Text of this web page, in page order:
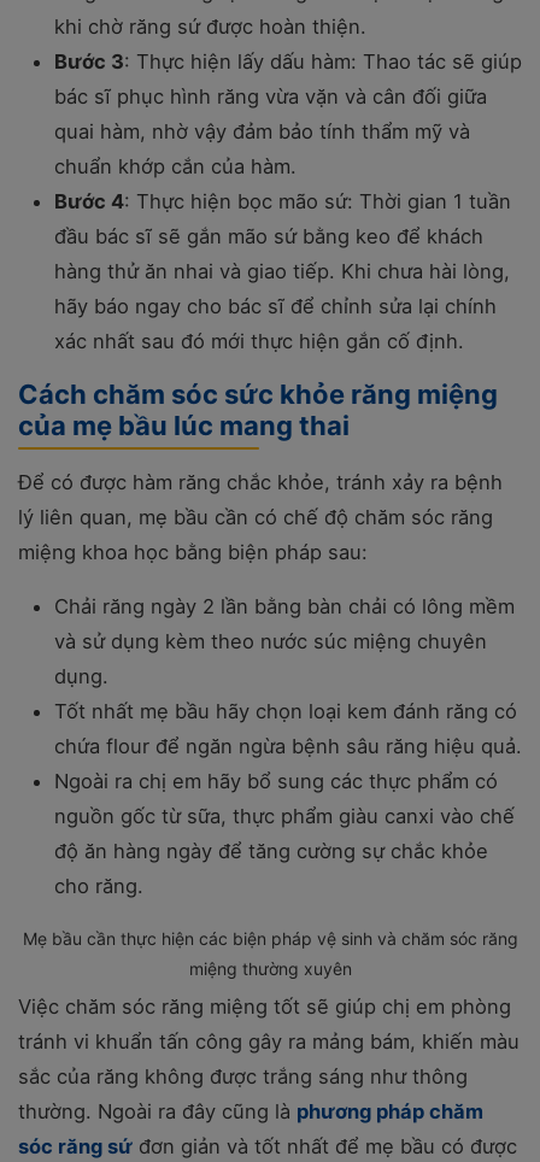
khi chờ răng sứ được hoàn thiện.
Bước 3: Thực hiện lấy dấu hàm: Thao tác sẽ giúp
bác sĩ phục hình răng vừa vặn và cân đối giữa
quai hàm, nhờ vậy đảm bảo tính thẩm mỹ và
chuẩn khớp cắn của hàm.
Bước 4: Thực hiện bọc mão sứ: Thời gian 1 tuần
đầu bác sĩ sẽ gắn mão sứ bằng keo để khách
hàng thử ăn nhai và giao tiếp. Khi chưa hài lòng,
hãy báo ngay cho bác sĩ để chỉnh sửa lại chính
xác nhất sau đó mới thực hiện gắn cố định.
Cách chăm sóc sức khỏe răng miệng
của mẹ bầu lúc mang thai
Để có được hàm răng chắc khỏe, tránh xảy ra bệnh
lý liên quan, mẹ bầu cần có chế độ chăm sóc răng
miệng khoa học bằng biện pháp sau:
Chải răng ngày 2 lần bằng bàn chải có lông mềm
và sử dụng kèm theo nước súc miệng chuyên
dụng.
Tốt nhất mẹ bầu hãy chọn loại kem đánh răng có
chứa flour để ngăn ngừa bệnh sâu răng hiệu quả.
Ngoài ra chị em hãy bổ sung các thực phẩm có
nguồn gốc từ sữa, thực phẩm giàu canxi vào chế
độ ăn hàng ngày để tăng cường sự chắc khỏe
cho răng.
Mẹ bầu cần thực hiện các biện pháp vệ sinh và chăm sóc răng
miệng thường xuyên
Việc chăm sóc răng miệng tốt sẽ giúp chị em phòng
tránh vi khuẩn tấn công gây ra mảng bám, khiến màu
sắc của răng không được trắng sáng như thông
thường. Ngoài ra đây cũng là phương pháp chăm
sóc răng sứ đơn giản và tốt nhất để mẹ bầu có được